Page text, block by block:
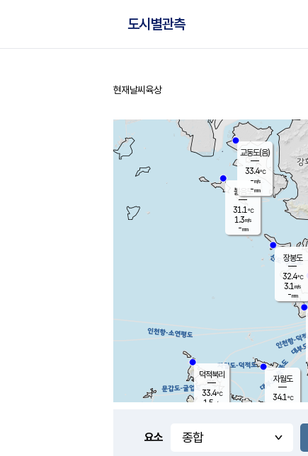
도시별관측
홈
현재날씨 육상
볼음도
31.1℃
1.3m/s
-mm
자월도
34.1℃
장봉도
32.4℃
3.1 m/s
-mm
덕적북리
33.4℃
1.5 m/s
교동도(음)
33.4℃
-m/s
-mm
요소